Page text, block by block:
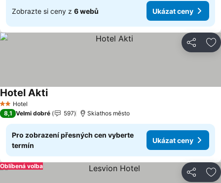
Zobrazte si ceny z 6 webů Ukázat ceny
Sdílet
2 Počet hvězdiček
Hotel
Hotel AktiUkázat ceny
8,1 Velmi dobré 597 Skiathos město
Pro zobrazení přesných cen vyberte
termín
Ukázat ceny
Sdílet
Oblíbená volba